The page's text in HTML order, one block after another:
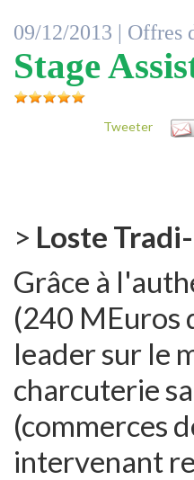
09/12/2013 | Offres
Stage
Tweeter
> Loste
Grâce à
(240 MEuros
leader sur le
charcuterie
(commerces
intervenant